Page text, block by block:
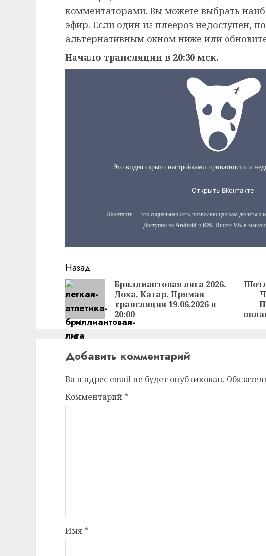
комментаторами. Вы можете выбрать
эфир. Если один из плееров недоступен,
альтернативным окном ниже или
Начало трансляции в 20:30 мск.
Продолжить
чтение
Назад
запись:
Бриллиантовая лига 2026.
Доха, Катар. Прямая
трансляция 19.06.2026 в
20:00
запись:
Добавить комментарий
Ваш адрес email не будет опубликован.
Комментарий *
Имя *